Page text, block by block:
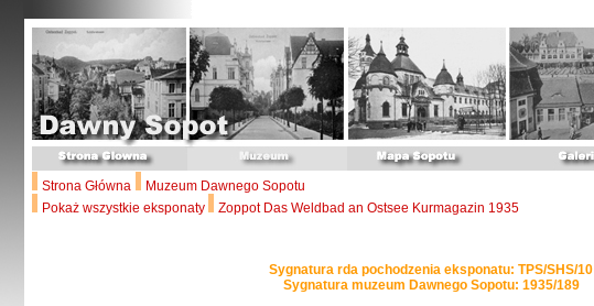
Strona Główna
Muzeum Dawnego Sopotu
Pokaż wszystkie eksponaty
Zoppot Das Weldbad an Ostsee Kurmagazin 1935
Sygnatura rda pochodzenia eksponatu: TPS/SHS/10
Sygnatura muzeum Dawnego Sopotu: 1935/189